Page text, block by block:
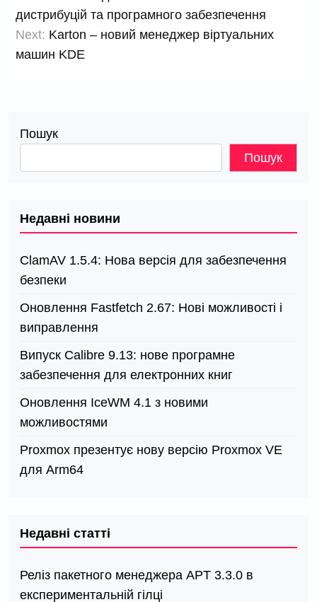
записів
дистрибуцій та програмного забезпечення
Next: Karton – новий менеджер віртуальних
машин KDE
Пошук
Пошук
Недавні новини
ClamAV 1.5.4: Нова версія для забезпечення
безпеки
Оновлення Fastfetch 2.67: Нові можливості і
виправлення
Випуск Calibre 9.13: нове програмне
забезпечення для електронних книг
Оновлення IceWM 4.1 з новими
можливостями
Proxmox презентує нову версію Proxmox VE
для Arm64
Недавні статті
Реліз пакетного менеджера APT 3.3.0 в
експериментальній гілці